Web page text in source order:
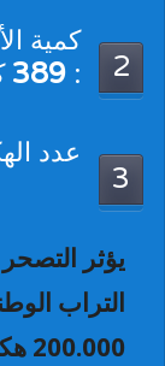
2
كمية
:
389
3
عدد
التراب